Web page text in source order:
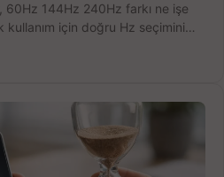
60Hz 144Hz 240Hz farkı ne işe
için doğru Hz seçimini